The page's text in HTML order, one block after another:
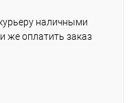
наличными
же оплатить заказ